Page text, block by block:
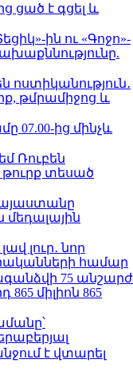
ցած է գցել և
ին ու «Գոջո»-
ոստիկանություն․
թմրամիջոց և
07.00-ից մինչև
Ռուբեն
թուրք տեսած
լուր․ նոր
համար
75 անշարժ
865 միլիոն 865
է վտարել